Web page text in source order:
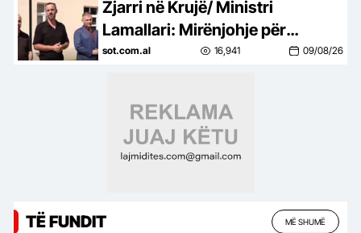
Zjarri në Krujë/ Ministri
Lamallari: Mirënjohje për
efektivët që luftuan me flakët,
sot.com.al 16,941 09/08/26
TË FUNDIT MË SHUMË